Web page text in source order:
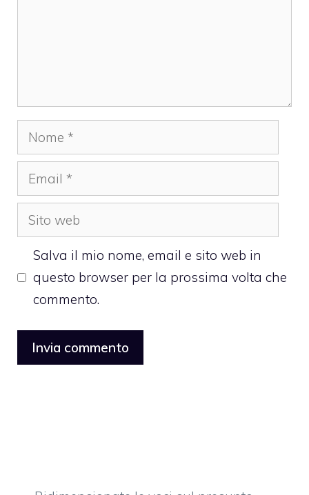
Nome
Email
Sito
web
Salva il mio nome, email e sito web in
questo browser per la prossima volta che
commento.